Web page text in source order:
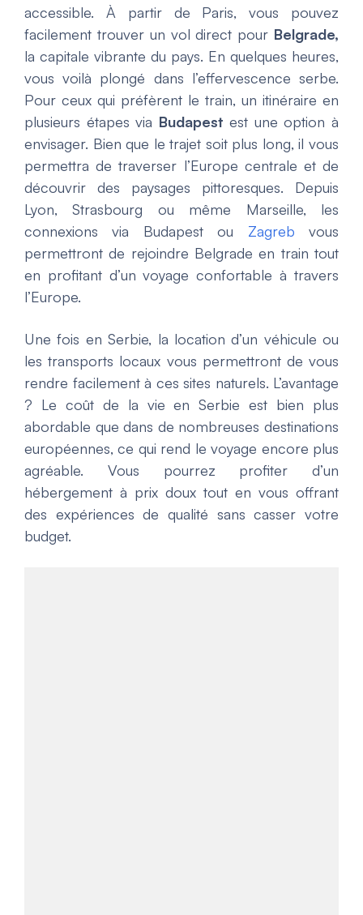
accessible. À partir de Paris, vous pouvez
facilement trouver un vol direct pour Belgrade,
la capitale vibrante du pays. En quelques heures,
vous voilà plongé dans l’effervescence serbe.
Pour ceux qui préfèrent le train, un itinéraire en
plusieurs étapes via Budapest est une option à
envisager. Bien que le trajet soit plus long, il vous
permettra de traverser l’Europe centrale et de
découvrir des paysages pittoresques. Depuis
Lyon, Strasbourg ou même Marseille, les
connexions via Budapest ou Zagreb vous
permettront de rejoindre Belgrade en train tout
en profitant d’un voyage confortable à travers
l’Europe.
Une fois en Serbie, la location d’un véhicule ou
les transports locaux vous permettront de vous
rendre facilement à ces sites naturels. L’avantage
? Le coût de la vie en Serbie est bien plus
abordable que dans de nombreuses destinations
européennes, ce qui rend le voyage encore plus
agréable. Vous pourrez profiter d’un
hébergement à prix doux tout en vous offrant
des expériences de qualité sans casser votre
budget.